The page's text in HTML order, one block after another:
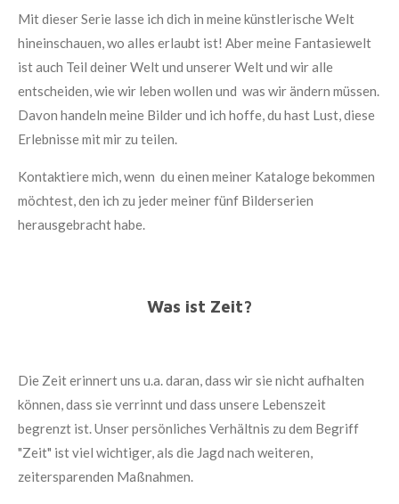
Mit dieser Serie lasse ich dich in meine künstlerische Welt
hineinschauen, wo alles erlaubt ist! Aber meine Fantasiewelt
ist auch Teil deiner Welt und unserer Welt und wir alle
entscheiden, wie wir leben wollen und was wir ändern müssen.
Davon handeln meine Bilder und ich hoffe, du hast Lust, diese
Erlebnisse mit mir zu teilen.
Kontaktiere mich, wenn du einen meiner Kataloge bekommen
möchtest, den ich zu jeder meiner fünf Bilderserien
herausgebracht habe.
Was ist Zeit?
Die Zeit erinnert uns u.a. daran, dass wir sie nicht aufhalten
können, dass sie verrinnt und dass unsere Lebenszeit
begrenzt ist. Unser persönliches Verhältnis zu dem Begriff
"Zeit" ist viel wichtiger, als die Jagd nach weiteren,
zeitersparenden Maßnahmen.